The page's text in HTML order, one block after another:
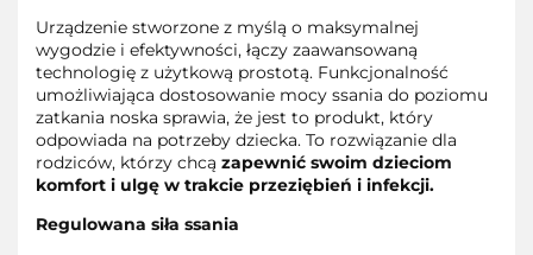
Urządzenie stworzone z myślą o maksymalnej
wygodzie i efektywności, łączy zaawansowaną
technologię z użytkową prostotą. Funkcjonalność
umożliwiająca dostosowanie mocy ssania do poziomu
zatkania noska sprawia, że jest to produkt, który
odpowiada na potrzeby dziecka. To rozwiązanie dla
rodziców, którzy chcą zapewnić swoim dzieciom
komfort i ulgę w trakcie przeziębień i infekcji.
Regulowana siła ssania